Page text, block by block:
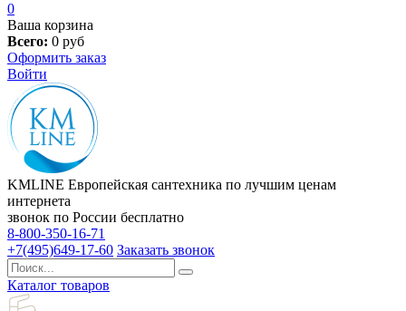
0
Ваша корзина
Всего: 0 руб
Оформить заказ
Войти
KMLINE Европейская сантехника по лучшим ценам
интернета
звонок по России бесплатно
8-800-350-16-71
+7(495)649-17-60 Заказать звонок
Каталог товаров